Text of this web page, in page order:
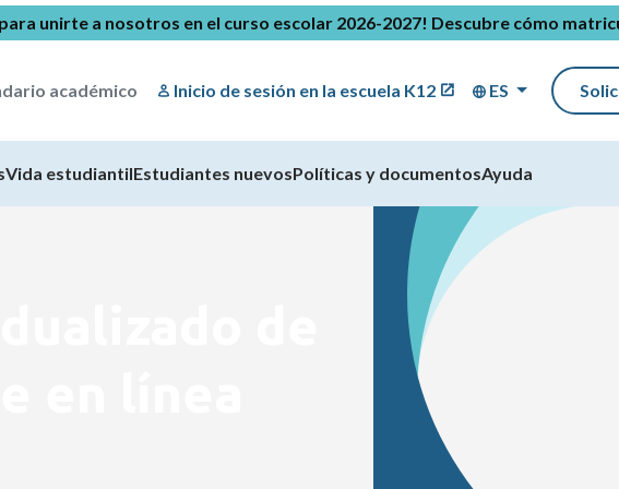
unirte a nosotros en el curso escolar 2026-2027! Descubre cómo
académico Inicio de sesión en la escuela K12 ES
Vida estudiantilEstudiantes nuevosPolíticas y documentosAyuda